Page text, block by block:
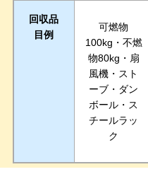
回収品
目例
可燃物
100kg・不燃
物80kg・扇
風機・スト
ーブ・ダン
ボール・ス
チールラッ
ク